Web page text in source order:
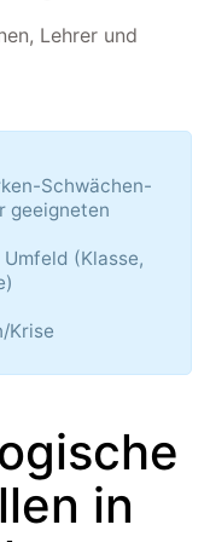
Lehrer und
Schwächen-
geeigneten
(Klasse,
Krise
in